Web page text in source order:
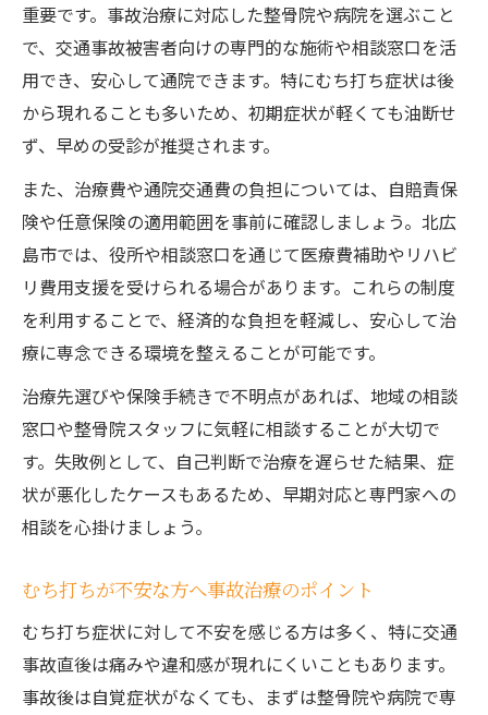
重要です。事故治療に対応した整骨院や病院を選ぶこと
で、交通事故被害者向けの専門的な施術や相談窓口を活
用でき、安心して通院できます。特にむち打ち症状は後
から現れることも多いため、初期症状が軽くても油断せ
ず、早めの受診が推奨されます。
また、治療費や通院交通費の負担については、自賠責保
険や任意保険の適用範囲を事前に確認しましょう。北広
島市では、役所や相談窓口を通じて医療費補助やリハビ
リ費用支援を受けられる場合があります。これらの制度
を利用することで、経済的な負担を軽減し、安心して治
療に専念できる環境を整えることが可能です。
治療先選びや保険手続きで不明点があれば、地域の相談
窓口や整骨院スタッフに気軽に相談することが大切で
す。失敗例として、自己判断で治療を遅らせた結果、症
状が悪化したケースもあるため、早期対応と専門家への
相談を心掛けましょう。
むち打ちが不安な方へ事故治療のポイント
むち打ち症状に対して不安を感じる方は多く、特に交通
事故直後は痛みや違和感が現れにくいこともあります。
事故後は自覚症状がなくても、まずは整骨院や病院で専